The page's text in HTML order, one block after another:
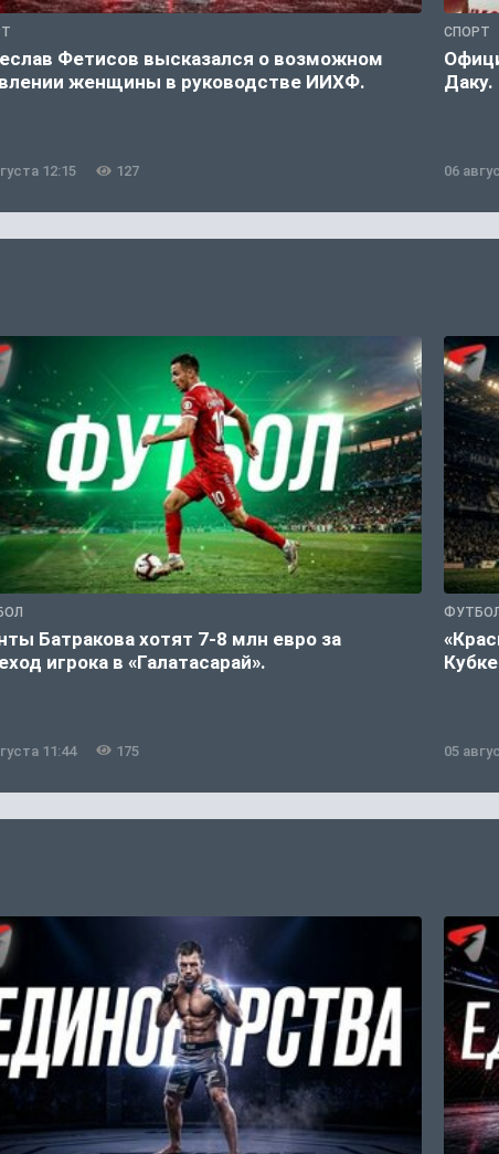
Фетисов высказался о возможном
женщины в руководстве ИИХФ.
12:15 127
СПОРТ
Даку.
06
Батракова хотят 7-8 млн евро за
игрока в «Галатасарай».
11:44 175
ФУТБОЛ
05